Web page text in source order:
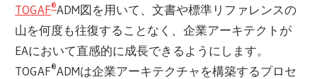
TOGAF®ADM図を用いて、文書や標準リファレンスの
山を何度も往復することなく、企業アーキテクトが
EAにおいて直感的に成長できるようにします。
TOGAF®ADMは企業アーキテクチャを構築するプロセ